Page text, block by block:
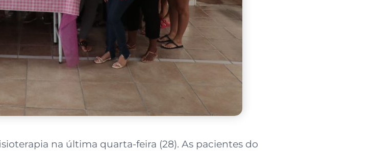
na última quarta-feira (28). As pacientes do